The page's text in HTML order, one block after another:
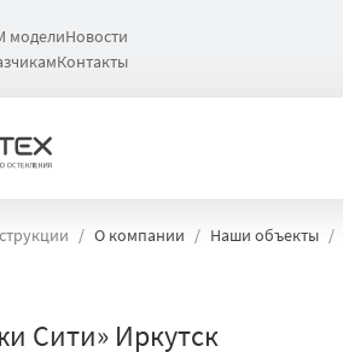
моделиНовости
Контакты
О компании Наши объекты
Сити» Иркутск